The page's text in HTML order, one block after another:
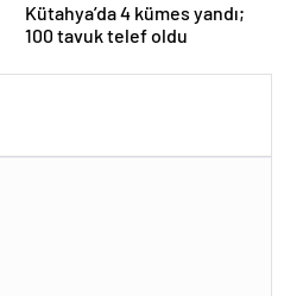
Kütahya’da 4 kümes yandı;
100 tavuk telef oldu